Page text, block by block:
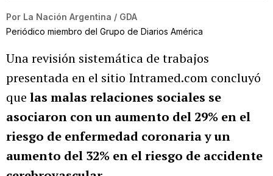
Por La Nación Argentina / GDA
Periódico miembro del Grupo de Diarios América
Una revisión sistemática de trabajos
presentada en el sitio Intramed.com concluyó
que las malas relaciones sociales se
asociaron con un aumento del 29% en el
riesgo de enfermedad coronaria y un
aumento del 32% en el riesgo de accidente